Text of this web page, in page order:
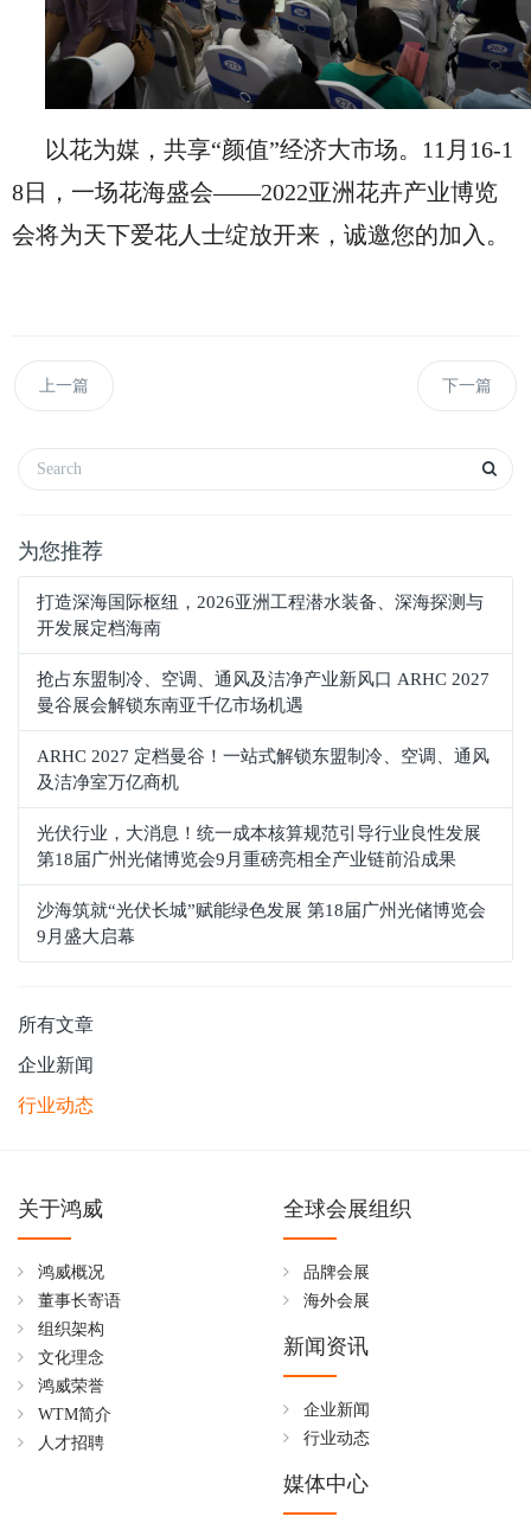
以花为媒，共享“颜值”经济大市场。11月16-1
8日，一场花海盛会——2022亚洲花卉产业博览
会将为天下爱花人士绽放开来，诚邀您的加入。
上一篇 下一篇
为您推荐
打造深海国际枢纽，2026亚洲工程潜水装备、深海探测与
开发展定档海南
抢占东盟制冷、空调、通风及洁净产业新风口 ARHC 2027
曼谷展会解锁东南亚千亿市场机遇
ARHC 2027 定档曼谷！一站式解锁东盟制冷、空调、通风
及洁净室万亿商机
光伏行业，大消息！统一成本核算规范引导行业良性发展
第18届广州光储博览会9月重磅亮相全产业链前沿成果
沙海筑就“光伏长城”赋能绿色发展 第18届广州光储博览会
9月盛大启幕
所有文章
企业新闻
行业动态
关于鸿威
鸿威概况
董事长寄语
组织架构
文化理念
鸿威荣誉
WTM简介
人才招聘
全球会展组织
品牌会展
海外会展
新闻资讯
企业新闻
行业动态
媒体中心